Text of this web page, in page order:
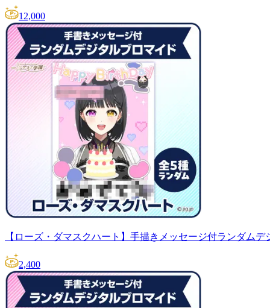
12,000
【ローズ・ダマスクハート】手描きメッセージ付ランダムデ
2,400